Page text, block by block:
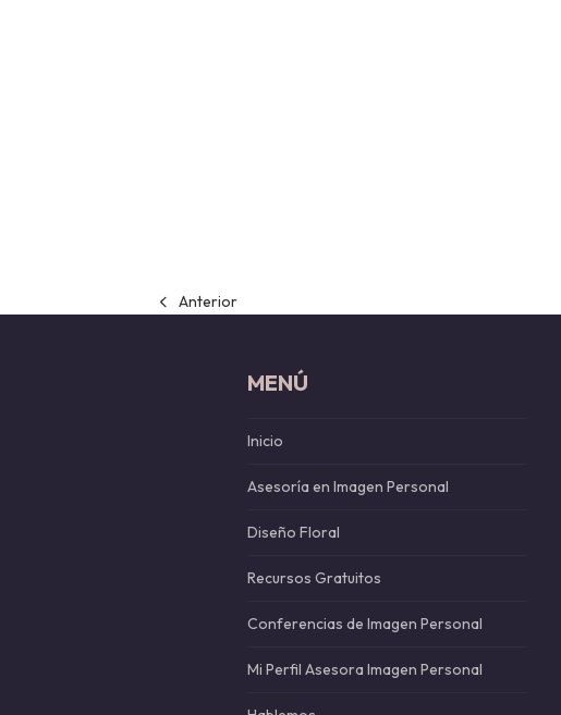
previous
Anterior
MENÚ
Inicio
Asesoría en Imagen Personal
Diseño Floral
Recursos Gratuitos
Conferencias de Imagen Personal
Mi Perfil Asesora Imagen Personal